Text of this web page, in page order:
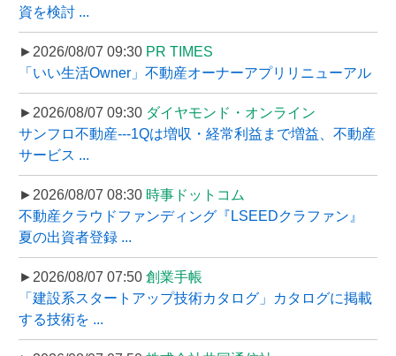
資を検討 ...
►2026/08/07 09:30 PR TIMES
「いい生活Owner」不動産オーナーアプリリニューアル
►2026/08/07 09:30 ダイヤモンド・オンライン
サンフロ不動産---1Qは増収・経常利益まで増益、不動産
サービス ...
►2026/08/07 08:30 時事ドットコム
不動産クラウドファンディング『LSEEDクラファン』
夏の出資者登録 ...
►2026/08/07 07:50 創業手帳
「建設系スタートアップ技術カタログ」カタログに掲載
する技術を ...